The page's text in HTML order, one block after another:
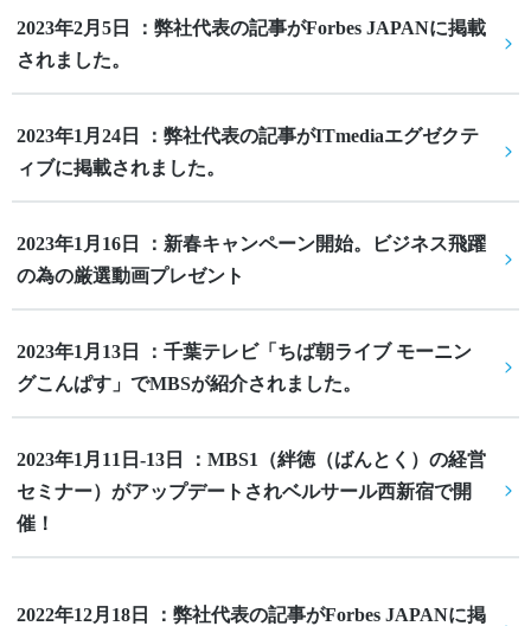
2023年2月5日 ：弊社代表の記事がForbes JAPANに掲載
されました。
2023年1月24日 ：弊社代表の記事がITmediaエグゼクテ
ィブに掲載されました。
2023年1月16日 ：新春キャンペーン開始。ビジネス飛躍
の為の厳選動画プレゼント
2023年1月13日 ：千葉テレビ「ちば朝ライブ モーニン
グこんぱす」でMBSが紹介されました。
2023年1月11日-13日 ：MBS1（絆徳（ばんとく）の経営
セミナー）がアップデートされベルサール西新宿で開
催！
2022年12月18日 ：弊社代表の記事がForbes JAPANに掲